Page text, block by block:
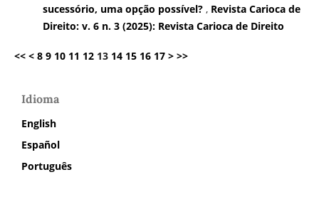
sucessório, uma opção possível? , Revista Carioca de
Direito: v. 6 n. 3 (2025): Revista Carioca de Direito
<< < 8 9 10 11 12 13 14 15 16 17 > >>
Idioma
English
Español
Português